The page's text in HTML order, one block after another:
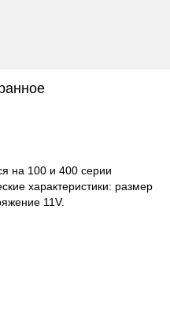
на 100 и 400 серии
характеристики: размер
11V.